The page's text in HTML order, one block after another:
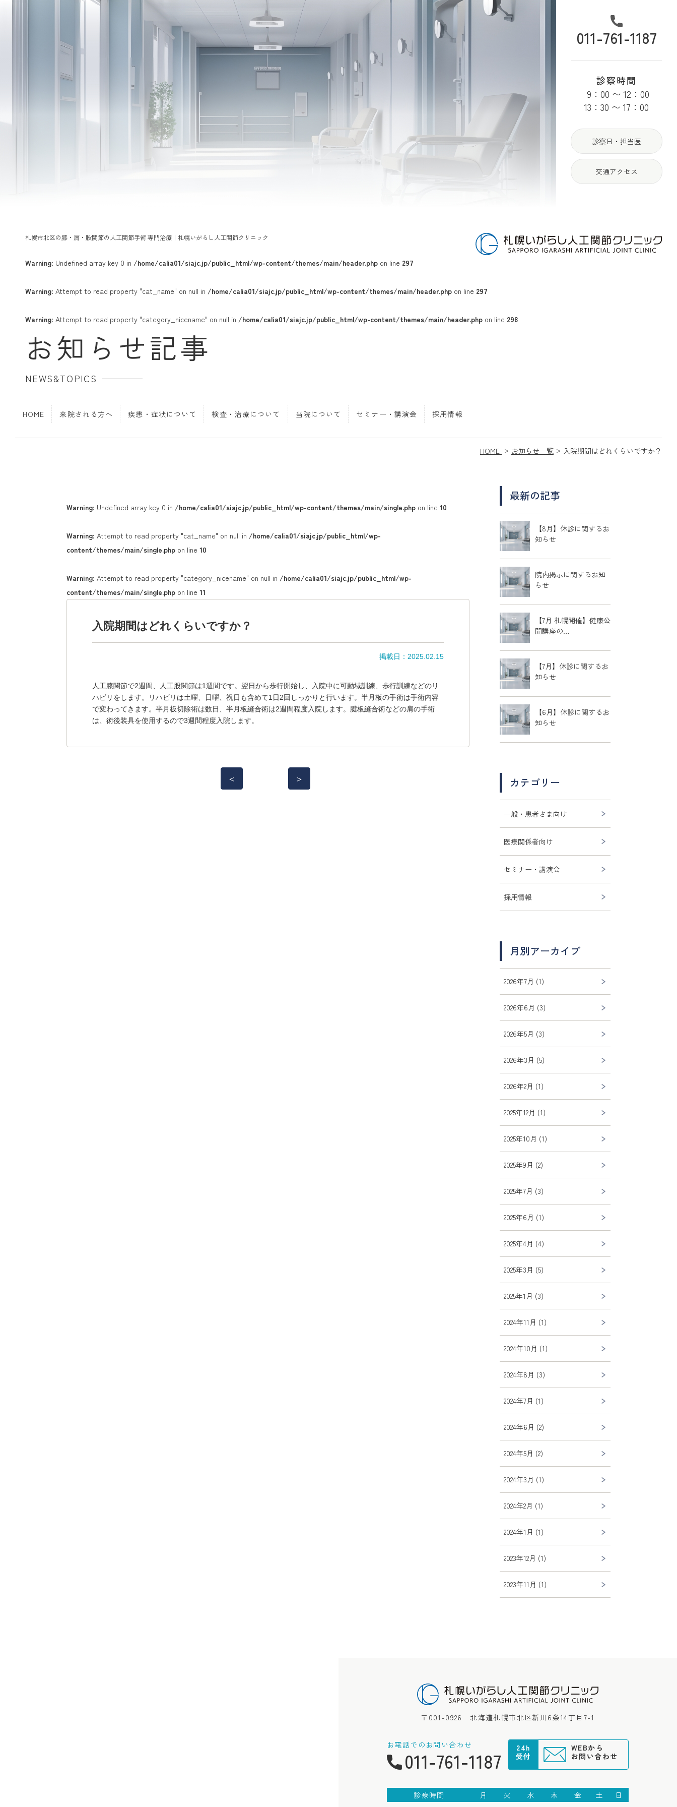
011-761-1187
診察時間
9：00 〜 12：00
13：30 〜 17：00
診察日・担当医
交通アクセス
札幌市北区の膝・肩・股関節の人工関節手術 専門治療｜札幌いがらし人工関節クリニック
Warning: Undefined array key 0 in /home/calia01/siajc.jp/public_html/wp-content/themes/main/header.php on line 297
Warning: Attempt to read property "cat_name" on null in /home/calia01/siajc.jp/public_html/wp-content/themes/main/header.php on line 297
Warning: Attempt to read property "category_nicename" on null in /home/calia01/siajc.jp/public_html/wp-content/themes/main/header.php on line 298
お知らせ記事
NEWS&TOPICS
HOME 来院される方へ 疾患・症状について 検査・治療について 当院について セミナー・講演会 採用情報
HOME お知らせ一覧 入院期間はどれくらいですか？
Warning: Undefined array key 0 in /home/calia01/siajc.jp/public_html/wp-content/themes/main/single.php on line 10
Warning: Attempt to read property "cat_name" on null in /home/calia01/siajc.jp/public_html/wp-
content/themes/main/single.php on line 10
Warning: Attempt to read property "category_nicename" on null in /home/calia01/siajc.jp/public_html/wp-
content/themes/main/single.php on line 11
入院期間はどれくらいですか？
掲載日：2025.02.15
人工膝関節で2週間、人工股関節は1週間です。翌日から歩行開始し、入院中に可動域訓練、歩行訓練などのリ
ハビリをします。リハビリは土曜、日曜、祝日も含めて1日2回しっかりと行います。半月板の手術は手術内容
で変わってきます。半月板切除術は数日、半月板縫合術は2週間程度入院します。腱板縫合術などの肩の手術
は、術後装具を使用するので3週間程度入院します。
＜ ＞
最新の記事
【8月】休診に関するお
知らせ
院内掲示に関するお知
らせ
【7月 札幌開催】健康公
開講座の…
【7月】休診に関するお
知らせ
【6月】休診に関するお
知らせ
カテゴリー
一般・患者さま向け
医療関係者向け
セミナー・講演会
採用情報
月別アーカイブ
2026年7月 (1)
2026年6月 (3)
2026年5月 (3)
2026年3月 (5)
2026年2月 (1)
2025年12月 (1)
2025年10月 (1)
2025年9月 (2)
2025年7月 (3)
2025年6月 (1)
2025年4月 (4)
2025年3月 (5)
2025年1月 (3)
2024年11月 (1)
2024年10月 (1)
2024年8月 (3)
2024年7月 (1)
2024年6月 (2)
2024年5月 (2)
2024年3月 (1)
2024年2月 (1)
2024年1月 (1)
2023年12月 (1)
2023年11月 (1)
〒001-0926北海道札幌市北区新川6条14丁目7-1
お電話でのお問い合わせ
011-761-1187
24h
受付
WEBから
お問い合わせ
診療時間 月 火 水 木 金 土 日